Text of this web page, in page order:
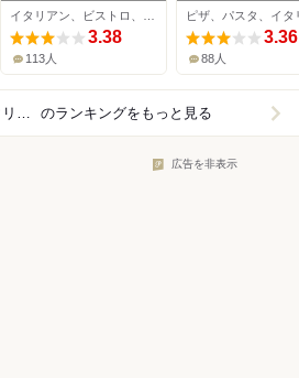
3.38
113人
ピザ、パスタ、イタ
3.36
88人
亀戸・平井×イタリアン のランキングをもっと見る
広告を非表示